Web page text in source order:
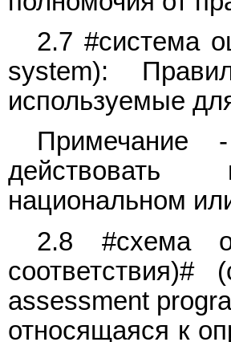
2.7 #система
system):
используемые
Примечание
действовать
национальном
2.8 #схема
assessment
относящаяся к